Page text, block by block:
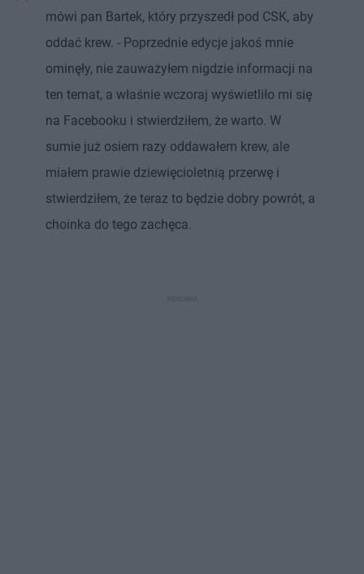
mówi pan Bartek, który przyszedł pod CSK, aby
oddać krew. - Poprzednie edycje jakoś mnie
ominęły, nie zauważyłem nigdzie informacji na
ten temat, a właśnie wczoraj wyświetliło mi się
na Facebooku i stwierdziłem, że warto. W
sumie już osiem razy oddawałem krew, ale
miałem prawie dziewięcioletnią przerwę i
stwierdziłem, że teraz to będzie dobry powrót, a
choinka do tego zachęca.